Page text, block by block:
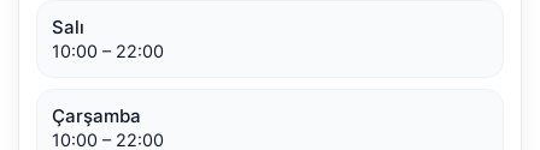
Salı
10:00 – 22:00
Çarşamba
10:00 – 22:00